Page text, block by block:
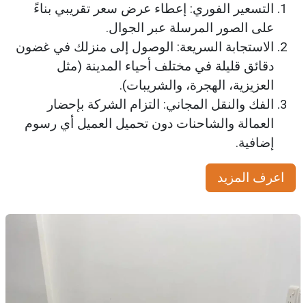
التسعير الفوري: إعطاء عرض سعر تقريبي بناءً
على الصور المرسلة عبر الجوال.
الاستجابة السريعة: الوصول إلى منزلك في غضون
دقائق قليلة في مختلف أحياء المدينة (مثل
العزيزية، الهجرة، والشريبات).
الفك والنقل المجاني: التزام الشركة بإحضار
العمالة والشاحنات دون تحميل العميل أي رسوم
إضافية.
اعرف المزيد